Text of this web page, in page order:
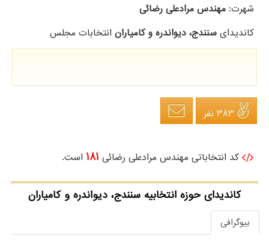
شهرت: مهندس مرادعلی رضائی
کاندیدای سنندج، دیواندره و کامیاران انتخابات مجلس
383 نفر
کد انتخاباتی مهندس مرادعلی رضائی 181 است.
کاندیدای حوزه انتخابیه سنندج، دیواندره و کامیاران
بیوگرافی